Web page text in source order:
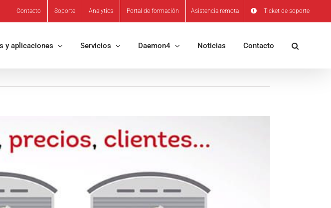
Contacto Soporte Analytics Portal de formación Asistencia remota Ticket de soporte
y aplicaciones Servicios Daemon4 Noticias Contacto